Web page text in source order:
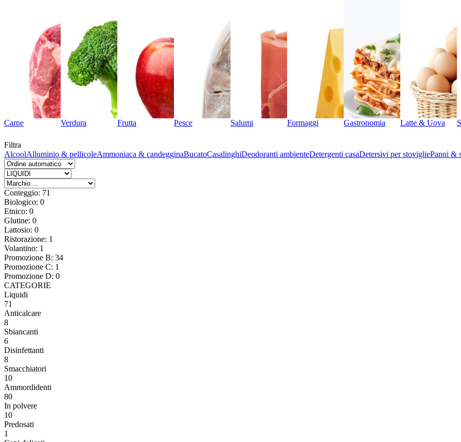
Carne Verdura Frutta Pesce Salumi Formaggi Gastronomia Latte & Uova
Filtra
AlcoolAlluminio & pellicoleAmmoniaca & candegginaBucatoCasalinghiDeodoranti ambienteDetergenti casaDetersivi per stovigliePanni &
Conteggio: 71
Biologico: 0
Etnico: 0
Glutine: 0
Lattosio: 0
Ristorazione: 1
Volantino: 1
Promozione B: 34
Promozione C: 1
Promozione D: 0
CATEGORIE
Liquidi
71
Anticalcare
8
Sbiancanti
6
Disinfettanti
8
Smacchiatori
10
Ammordidenti
80
In polvere
10
Predosati
1